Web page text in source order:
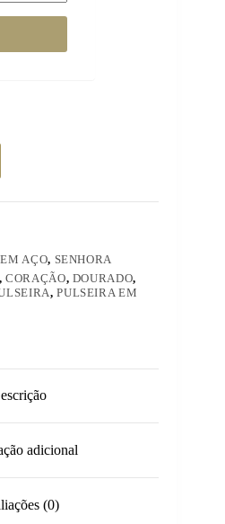
AÇO, SENHORA
, CORAÇÃO, DOURADO,
,PULSEIRA EM
adicional
(0)